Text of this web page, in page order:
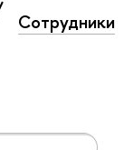
Сотрудники